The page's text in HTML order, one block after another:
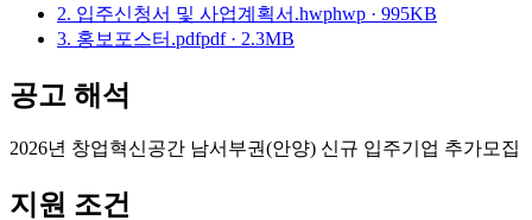
2. 입주신청서 및 사업계획서.hwphwp · 995KB
3. 홍보포스터.pdfpdf · 2.3MB
공고 해석
2026년 창업혁신공간 남서부권(안양) 신규 입주기업 추가모집
지원 조건